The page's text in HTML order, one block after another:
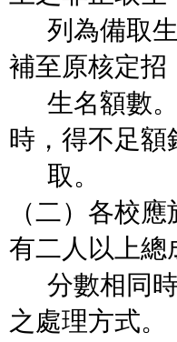
列為備取生
補至原核定招
生名額數。
時，得不足額
取。
（二）各校
有二人以上總
分數相同時
之處理方式。